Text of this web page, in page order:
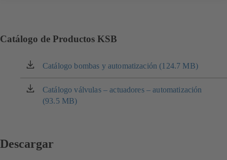
Catálogo de Productos KSB
Catálogo bombas y automatización (124.7 MB)
(se
abre
en
una
Catálogo válvulas – actuadores – automatización
(93.5 MB)
(se
abre
pestaña)
Descargar